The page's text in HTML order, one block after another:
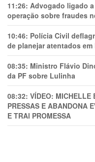
11:26: Advogado ligado
operação sobre fraudes
10:46: Polícia Civil
de planejar atentados
08:35: Ministro Flávio
da PF sobre Lulinha
08:32: VÍDEO: MICHELLE
PRESSAS E ABANDONA
E TRAl PROMESSA